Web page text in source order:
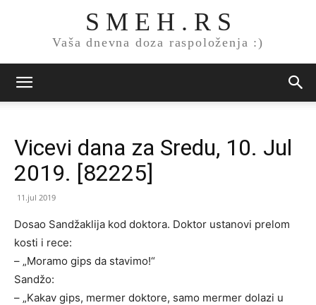
S M E H . R S
Vaša dnevna doza raspoloženja :)
Vicevi dana za Sredu, 10. Jul
2019. [82225]
11.jul 2019
Dosao Sandžaklija kod doktora. Doktor ustanovi prelom
kosti i rece:
– „Moramo gips da stavimo!“
Sandžo:
– „Kakav gips, mermer doktore, samo mermer dolazi u